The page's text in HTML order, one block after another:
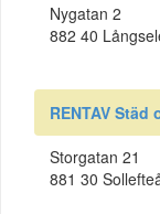
Nygatan 2
882 40
RENTAV
Storgatan 21
881 30